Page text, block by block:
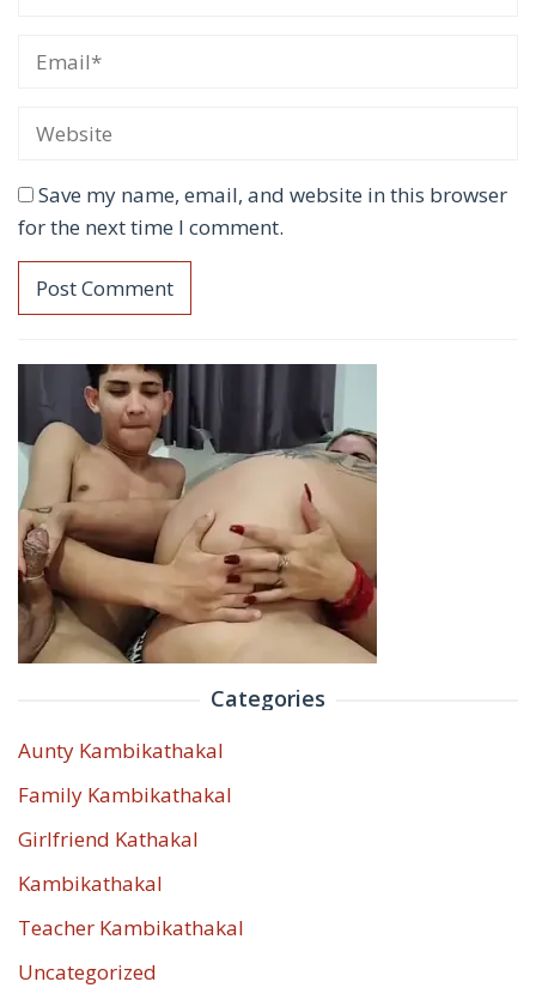
Save my name, email, and website in this browser
for the next time I comment.
Categories
Aunty Kambikathakal
Family Kambikathakal
Girlfriend Kathakal
Kambikathakal
Teacher Kambikathakal
Uncategorized